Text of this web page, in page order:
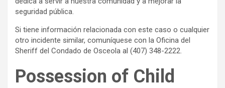
seguridad pública.
Si tiene información relacionada con este caso o cualquier
otro incidente similar, comuníquese con la Oficina del
Sheriff del Condado de Osceola al (407) 348-2222.
Possession of Child